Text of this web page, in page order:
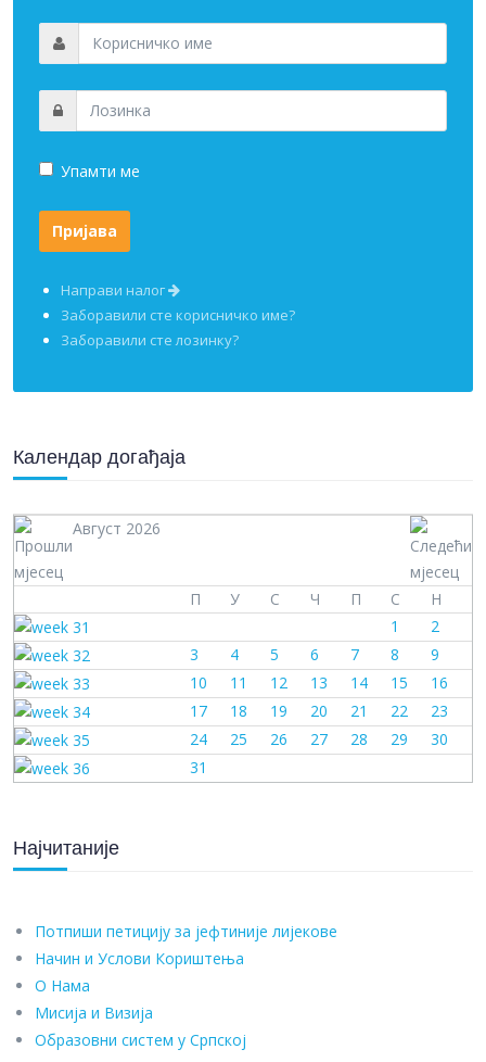
Упамти ме
Направи налог
Заборавили сте корисничко име?
Заборавили сте лозинку?
Календар догађаја
Август 2026
П У С Ч П С
Н
1
2
3
4 5 6 7 8
9
10
11 12 13 14 15
16
17
18 19 20 21 22
23
24
25 26 27 28 29
30
31
Најчитаније
Потпиши петицију за јефтиније лијекове
Начин и Услови Кориштења
О Нама
Мисија и Визија
Образовни систем у Српској